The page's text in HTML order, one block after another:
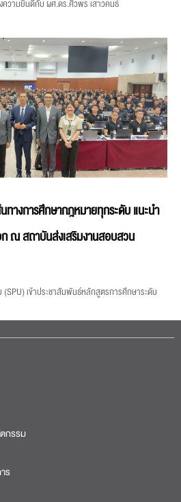
วามยินดีกับ ผศ.ดร.ศิวพร เสาวคนธ์
างการศึกษากฎหมายทุกระดับ แนะนำ
ณ สถาบันส่งเสริมงานสอบสวน
เข้าประชาสัมพันธ์หลักสูตรการศึกษาระดับ
กรรม
ร